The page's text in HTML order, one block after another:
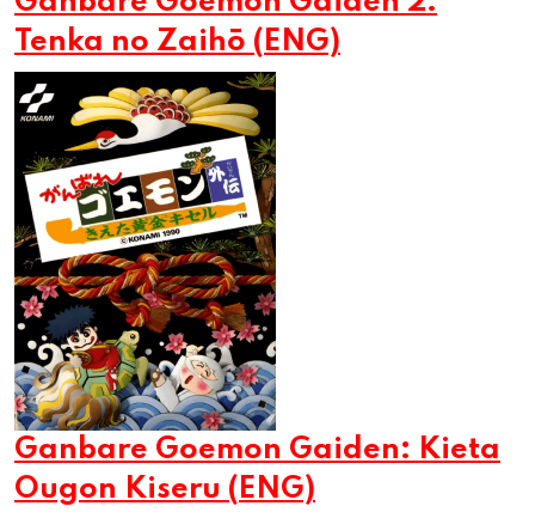
Tenka no Zaihō (ENG)
Ganbare Goemon Gaiden: Kieta
Ougon Kiseru (ENG)